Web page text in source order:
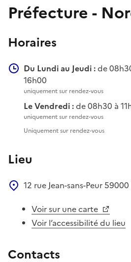
Préfecture -
Horaires
Du Lundi au Jeudi :de
16h00
uniquement sur rendez-vous
Le Vendredi :de 08h30 à
uniquement sur rendez-vous
Uniquement sur rendez-vous
Lieu
12 rue Jean-sans-Peur 59000
Voir sur une carte
Voir l’accessibilité du lieu
Contacts